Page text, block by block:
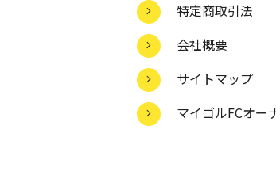
特定商取引法
会社概要
サイトマップ
マイゴルFCオー